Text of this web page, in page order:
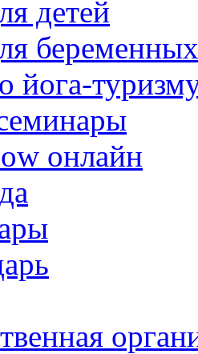
детей
беременных
йога-
онлайн